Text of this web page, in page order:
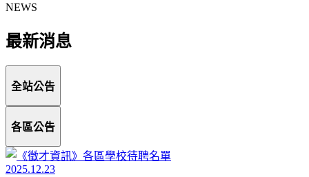
NEWS
最新消息
全站公告
各區公告
2025.12.23